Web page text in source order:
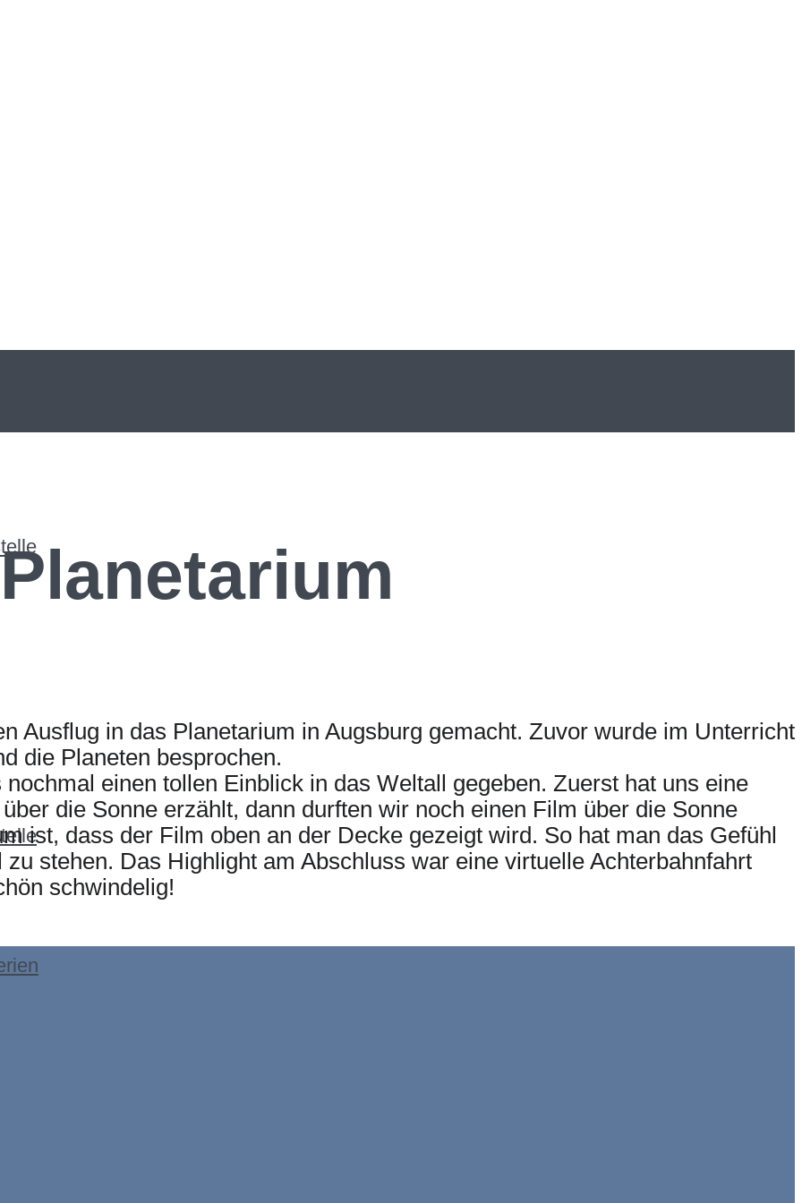
Ausflug in das Planetarium in Augsburg gemacht. Zuvor wurde im Unterricht
die Planeten besprochen.
einen tollen Einblick in das Weltall gegeben. Zuerst hat uns eine
die Sonne erzählt, dann durften wir noch einen Film über die Sonne
ist, dass der Film oben an der Decke gezeigt wird. So hat man das Gefühl
stehen. Das Highlight am Abschluss war eine virtuelle Achterbahnfahrt
schwindelig!